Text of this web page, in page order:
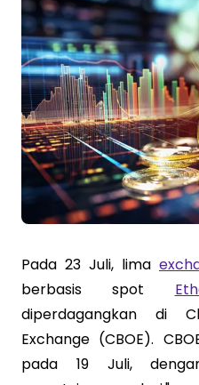
Pada 23 Juli, lima
berbasis spot
diperdagangkan di
Exchange (CBOE).
pada 19 Juli,